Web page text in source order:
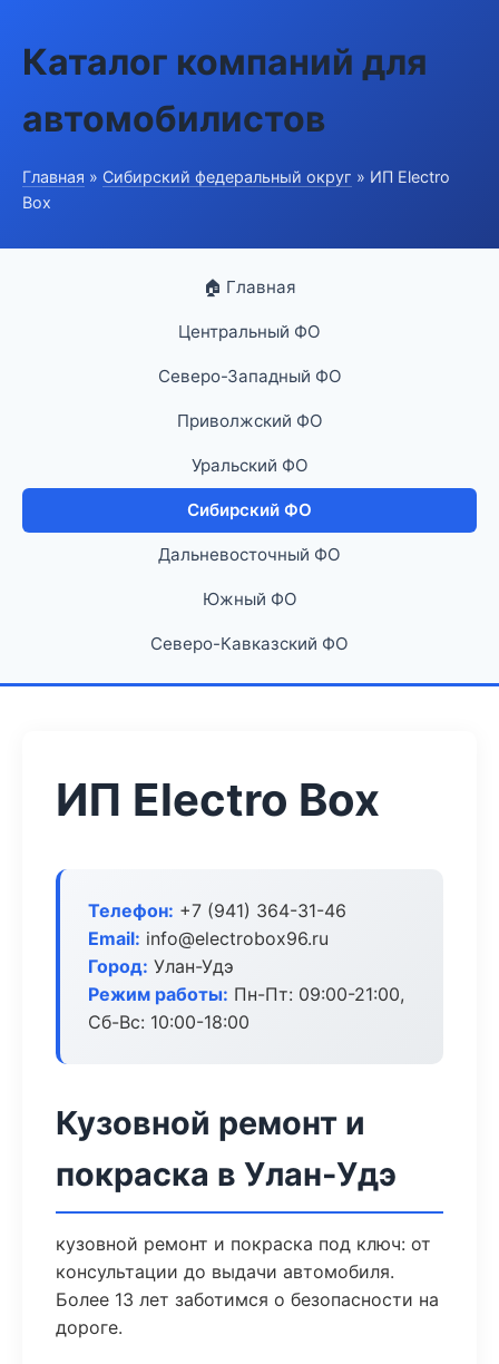
Каталог компаний для
автомобилистов
Главная » Сибирский федеральный округ » ИП Electro
Box
🏠 Главная
Центральный ФО
Северо-Западный ФО
Приволжский ФО
Уральский ФО
Сибирский ФО
Дальневосточный ФО
Южный ФО
Северо-Кавказский ФО
ИП Electro Box
Телефон: +7 (941) 364-31-46
Email: info@electrobox96.ru
Город: Улан-Удэ
Режим работы: Пн-Пт: 09:00-21:00,
Сб-Вс: 10:00-18:00
Кузовной ремонт и
покраска в Улан-Удэ
кузовной ремонт и покраска под ключ: от
консультации до выдачи автомобиля.
Более 13 лет заботимся о безопасности на
дороге.